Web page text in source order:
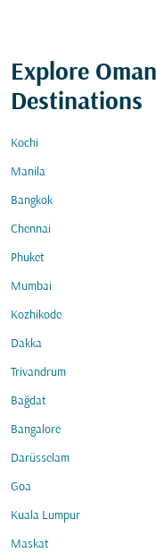
Explore
Destinations
Kochi
Manila
Bangkok
Chennai
Phuket
Mumbai
Kozhikode
Dakka
Trivandrum
Bağdat
Bangalore
Darüsselam
Goa
Kuala Lumpur
Maskat